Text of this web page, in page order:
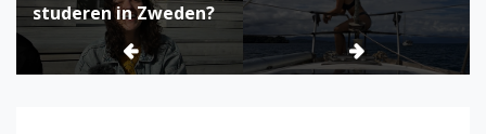
studeren in Zweden?